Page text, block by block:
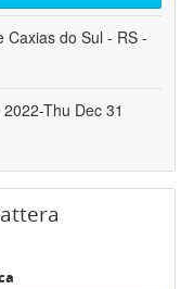
Caxias do Sul - RS -
Thu Dec 31